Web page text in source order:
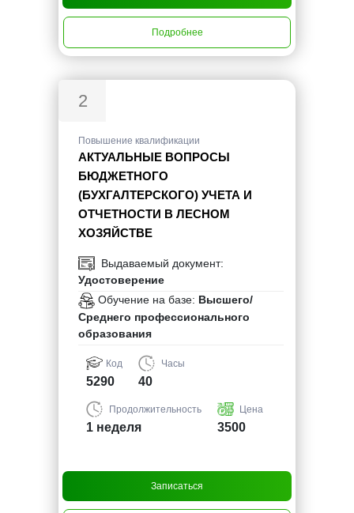
Подробнее
2
Повышение квалификации
АКТУАЛЬНЫЕ ВОПРОСЫ
БЮДЖЕТНОГО
(БУХГАЛТЕРСКОГО) УЧЕТА И
ОТЧЕТНОСТИ В ЛЕСНОМ
ХОЗЯЙСТВЕ
Выдаваемый документ:
Удостоверение
Обучение на базе: Высшего/
Среднего профессионального
образования
Код
5290
Часы
40
Продолжительность
1 неделя
Цена
3500
Записаться